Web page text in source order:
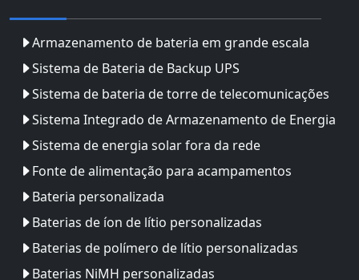
Armazenamento de bateria em grande escala
Sistema de Bateria de Backup UPS
Sistema de bateria de torre de telecomunicações
Sistema Integrado de Armazenamento de Energia
Sistema de energia solar fora da rede
Fonte de alimentação para acampamentos
Bateria personalizada
Baterias de íon de lítio personalizadas
Baterias de polímero de lítio personalizadas
Baterias NiMH personalizadas